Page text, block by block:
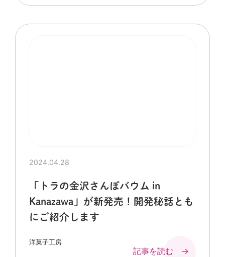
2024.04.28
「トラの金沢さんぽバウム in
Kanazawa」が新発売！開発秘話とも
にご紹介します
洋菓子工房
記事を読む →